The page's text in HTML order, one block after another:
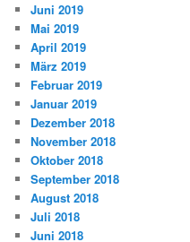
Juni 2019
Mai 2019
April 2019
März 2019
Februar 2019
Januar 2019
Dezember 2018
November 2018
Oktober 2018
September 2018
August 2018
Juli 2018
Juni 2018